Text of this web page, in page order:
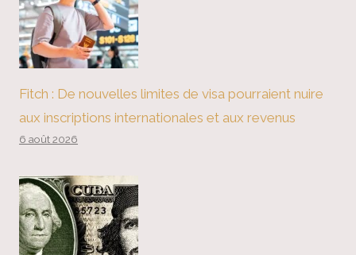
Fitch : De nouvelles limites de visa pourraient nuire
aux inscriptions internationales et aux revenus
6 août 2026